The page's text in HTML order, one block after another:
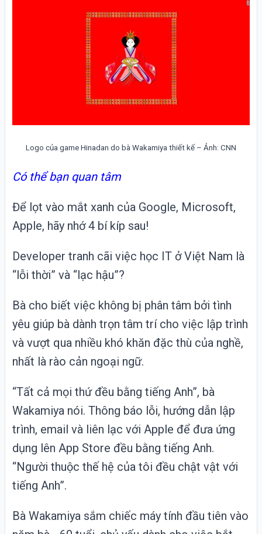
Logo của game Hinadan do bà Wakamiya thiết kế – Ảnh: CNN
Có thể bạn quan tâm
Để lọt vào mắt xanh của Google, Microsoft,
Apple, hãy nhớ 4 bí kíp sau!
Developer tranh cãi việc học IT ở Việt Nam là
“lỗi thời” và “lạc hậu”?
Bà cho biết việc không bị phân tâm bởi tình
yêu giúp bà dành trọn tâm trí cho việc lập trình
và vượt qua nhiều khó khăn đặc thù của nghề,
nhất là rào cản ngoại ngữ.
“Tất cả mọi thứ đều bằng tiếng Anh”, bà
Wakamiya nói. Thông báo lỗi, hướng dẫn lập
trình, email và liên lạc với Apple để đưa ứng
dụng lên App Store đều bằng tiếng Anh.
“Người thuộc thế hệ của tôi đều chật vật với
tiếng Anh”.
Bà Wakamiya sắm chiếc máy tính đầu tiên vào